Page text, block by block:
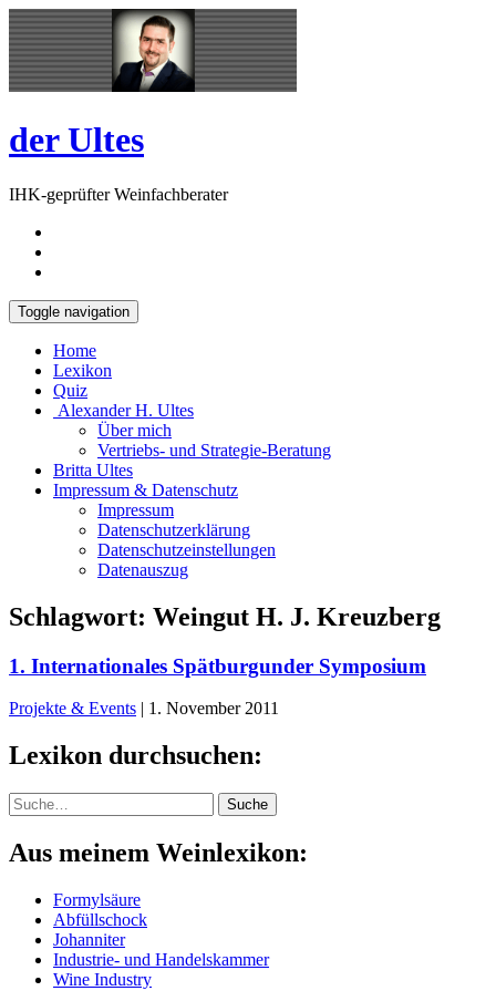
Skip
to
content
Open
Sidebar
der Ultes
IHK-geprüfter Weinfachberater
Toggle navigation
Home
Lexikon
Quiz
Alexander H. Ultes
Über mich
Vertriebs- und Strategie-Beratung
Britta Ultes
Impressum & Datenschutz
Impressum
Datenschutzerklärung
Datenschutzeinstellungen
Datenauszug
Schlagwort: Weingut H. J. Kreuzberg
1. Internationales Spätburgunder Symposium
Projekte & Events | 1. November 2011
Lexikon durchsuchen:
Suche Suche
Aus meinem Weinlexikon:
Formylsäure
Abfüllschock
Johanniter
Industrie- und Handelskammer
Wine Industry